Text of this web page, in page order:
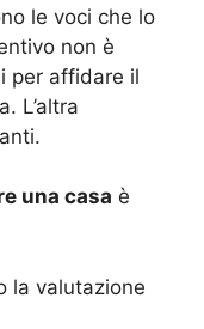
le voci che lo
non è
per affidare il
L’altra
una casa è
la valutazione